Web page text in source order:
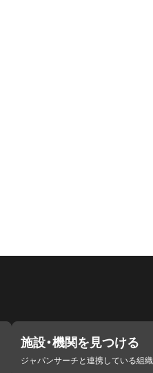
施設・機関を見つける
ジャパンサーチと連携している組織